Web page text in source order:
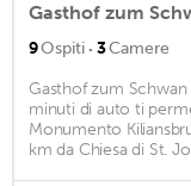
Gasthof zum
9Ospiti · 3Camere
Gasthof zum
minuti di auto ti
Monumento
km da Chiesa di St.